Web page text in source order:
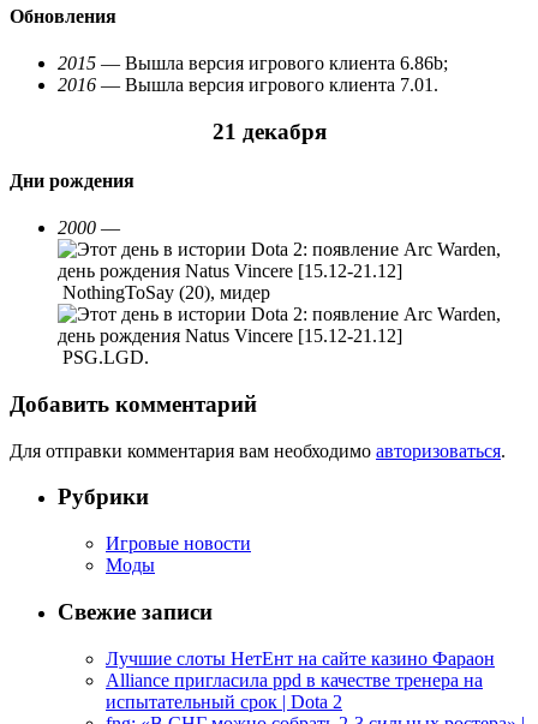
Обновления
2015 — Вышла версия игрового клиента 6.86b;
2016 — Вышла версия игрового клиента 7.01.
21 декабря
Дни рождения
2000 —
NothingToSay (20), мидер
PSG.LGD.
Добавить комментарий
Для отправки комментария вам необходимо авторизоваться.
Рубрики
Игровые новости
Моды
Свежие записи
Лучшие слоты НетЕнт на сайте казино Фараон
Alliance пригласила ppd в качестве тренера на
испытательный срок | Dota 2